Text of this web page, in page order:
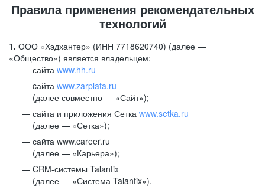
Правила применения рекомендательных
технологий
1. ООО «Хэдхантер» (ИНН 7718620740) (далее —
«Общество») является владельцем:
сайта www.hh.ru
cайта www.zarplata.ru
(далее совместно — «Сайт»);
сайта и приложения Сетка www.setka.ru
(далее — «Сетка»);
сайта www.career.ru
(далее — «Карьера»);
CRM-системы Talantix
(далее — «Система Talantix»).